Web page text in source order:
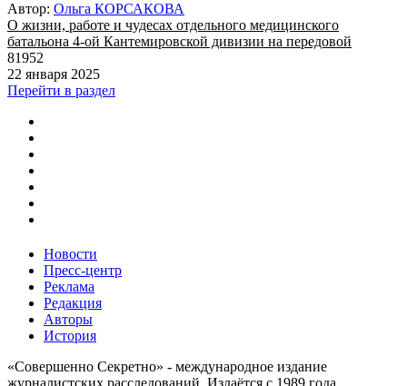
Автор: Ольга КОРСАКОВА
О жизни, работе и чудесах отдельного медицинского
батальона 4-ой Кантемировской дивизии на передовой
81952
22 января 2025
Перейти в раздел
Новости
Пресс-центр
Реклама
Редакция
Авторы
История
«Совершенно Секретно» - международное издание
журналистских расследований. Издаётся с 1989 года.